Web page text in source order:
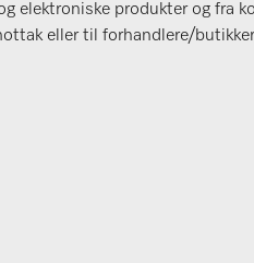
elektroniske produkter og fra
eller til forhandlere/